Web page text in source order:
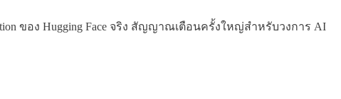
ของ Hugging Face จริง สัญญาณเตือนครั้งใหญ่สำหรับวงการ AI